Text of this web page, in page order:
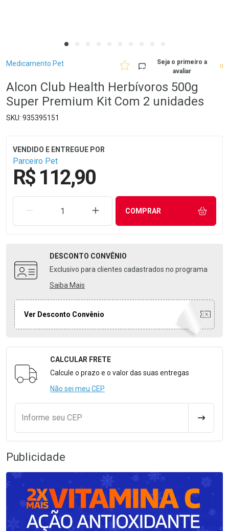
Breadcrumb
Medicamento Pet
Seja o primeiro a
avaliar
0
Alcon Club Health Herbívoros 500g
Super Premium Kit Com 2 unidades
935395151
Parceiro Pet
R$ 112,90
REMOVER UMA UNIDADEAUMENTAR UMA UNIDADE
COMPRAR
DESCONTO CONVÊNIO
Exclusivo para clientes cadastrados no programa
Saiba Mais
Ver Desconto Convênio
Formulário para Calcular o Frete
CALCULAR FRETE
Calcule o prazo e o valor das suas entregas
Não sei meu CEP
Informe seu CEP
Publicidade